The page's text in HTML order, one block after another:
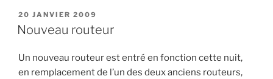
PUBLIÉ
LE
20 JANVIER 2009
Nouveau routeur
Un nouveau routeur est entré en fonction cette nuit,
en remplacement de l’un des deux anciens routeurs,